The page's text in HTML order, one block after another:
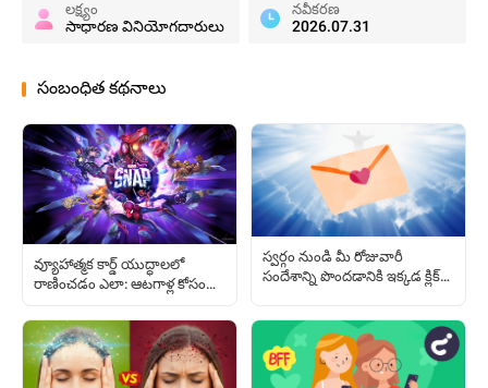
లక్ష్యం
సాధారణ వినియోగదారులు
నవీకరణ
2026.07.31
సంబంధిత కథనాలు
వ్యూహాత్మక కార్డ్ యుద్ధాలలో
రాణించడం ఎలా: ఆటగాళ్ల కోసం
స్వర్గం నుండి మీ రోజువారీ
సందేశాన్ని పొందడానికి ఇక్కడ క్లిక్